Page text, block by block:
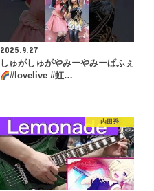
2025.9.27
しゅがしゅがやみーやみーぱふぇ
#lovelive #虹…
内田秀